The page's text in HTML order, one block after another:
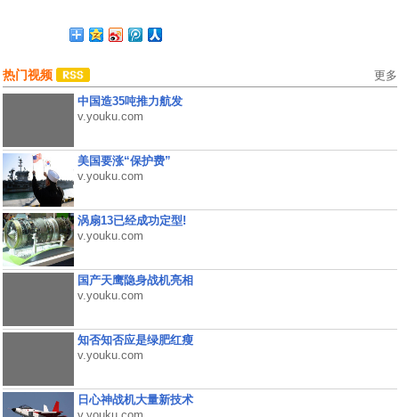
热门视频 更多
中国造35吨推力航发
v.youku.com
美国要涨“保护费”
v.youku.com
涡扇13已经成功定型!
v.youku.com
国产天鹰隐身战机亮相
v.youku.com
知否知否应是绿肥红瘦
v.youku.com
日心神战机大量新技术